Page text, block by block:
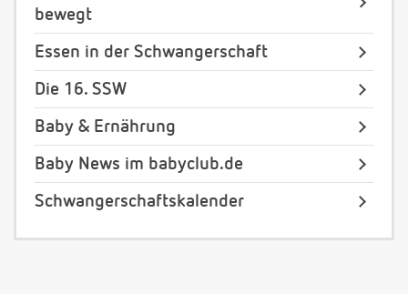
bewegt
Essen in der Schwangerschaft
Die 16. SSW
Baby & Ernährung
Baby News im babyclub.de
Schwangerschaftskalender